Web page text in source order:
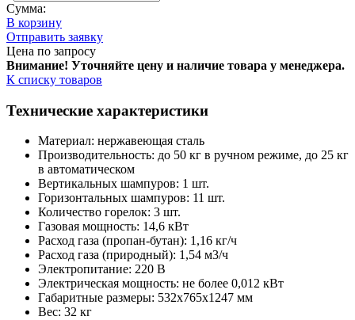
Сумма:
В корзину
Отправить заявку
Цена по запросу
Внимание! Уточняйте цену и наличие товара у менеджера.
К списку товаров
Технические характеристики
Материал: нержавеющая сталь
Производительность: до 50 кг в ручном режиме, до 25 кг
в автоматическом
Вертикальных шампуров: 1 шт.
Горизонтальных шампуров: 11 шт.
Количество горелок: 3 шт.
Газовая мощность: 14,6 кВт
Расход газа (пропан-бутан): 1,16 кг/ч
Расход газа (природный): 1,54 м3/ч
Электропитание: 220 В
Электрическая мощность: не более 0,012 кВт
Габаритные размеры: 532x765x1247 мм
Вес: 32 кг